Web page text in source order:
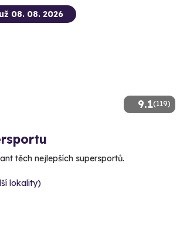
9.1(119)
08. 08. 2026
těch nejlepších supersportů.
lokality)